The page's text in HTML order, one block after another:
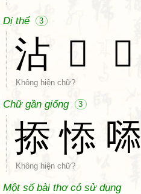
Dị thể 3
沾 𣵚 𣸸
Không hiện chữ?
Chữ gần giống 3
掭 悿 𠻹
Không hiện chữ?
Một số bài thơ có sử dụng